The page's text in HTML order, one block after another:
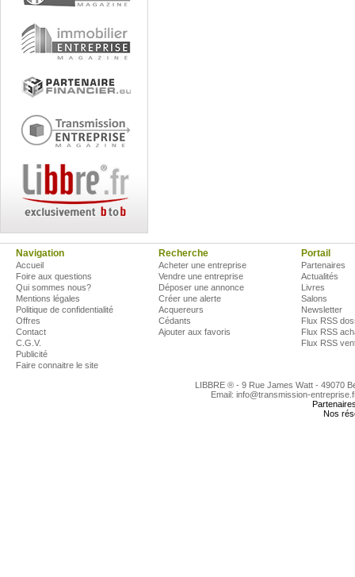
Navigation
Accueil
Foire aux questions
Qui sommes nous?
Mentions légales
Politique de confidentialité
Offres
Contact
C.G.V.
Publicité
Faire connaitre le site
Recherche
Acheter une entreprise
Vendre une entreprise
Déposer une annonce
Créer une alerte
Acquereurs
Cédants
Ajouter aux favoris
Portail
Partenaires
Actualités
Livres
Salons
Newsletter
Flux RSS
Flux RSS
Flux RSS
LIBBRE ® - 9 Rue James Watt - 49070
Email: info@transmission-
Nos